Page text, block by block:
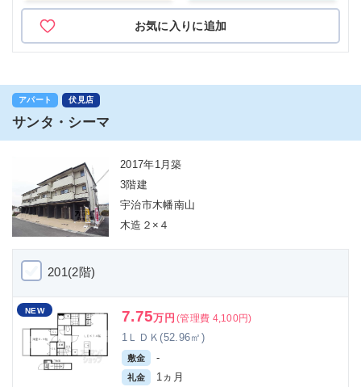
お気に入りに追加
アパート 伏見店
サンタ・シーマ
2017年1月築
3階建
宇治市木幡南山
木造２×４
201(2階)
NEW 7.75万円 (管理費 4,100円)
1ＬＤＫ(52.96㎡)
敷金 -
礼金 1ヵ月